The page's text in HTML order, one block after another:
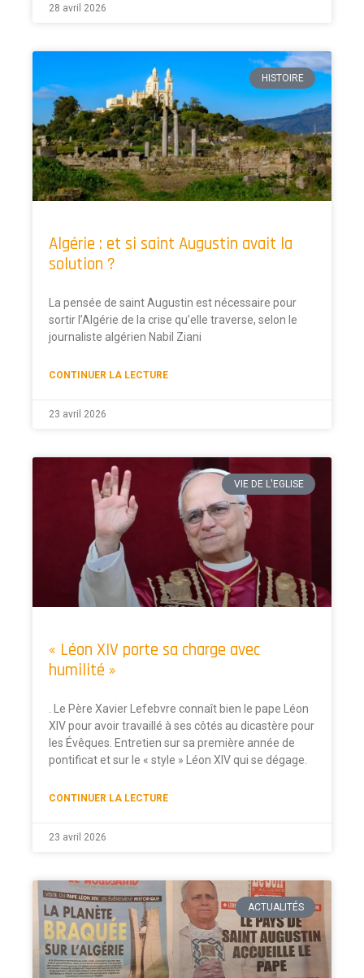
28 avril 2026
HISTOIRE
Algérie : et si saint Augustin avait la
solution ?
La pensée de saint Augustin est nécessaire pour
sortir l’Algérie de la crise qu’elle traverse, selon le
journaliste algérien Nabil Ziani
CONTINUER LA LECTURE
23 avril 2026
VIE DE L'EGLISE
« Léon XIV porte sa charge avec
humilité »
. Le Père Xavier Lefebvre connaît bien le pape Léon
XIV pour avoir travaillé à ses côtés au dicastère pour
les Évêques. Entretien sur sa première année de
pontificat et sur le « style » Léon XIV qui se dégage.
CONTINUER LA LECTURE
23 avril 2026
ACTUALITÉS